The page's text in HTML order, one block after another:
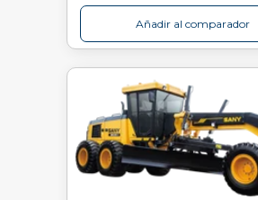
Añadir al comparador